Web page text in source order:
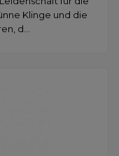
Klinge und die
d...